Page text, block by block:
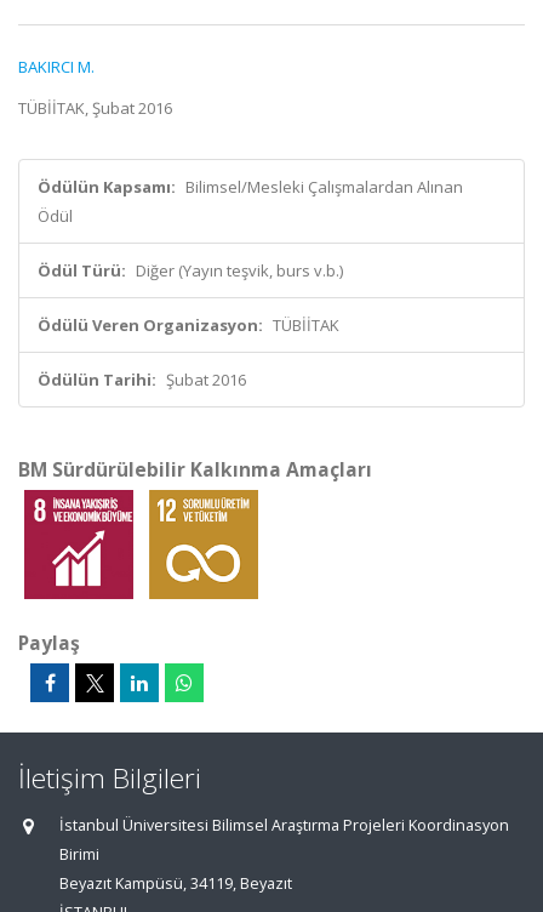
BAKIRCI M.
TÜBİİTAK, Şubat 2016
Ödülün Kapsamı: Bilimsel/Mesleki Çalışmalardan Alınan
Ödül
Ödül Türü: Diğer (Yayın teşvik, burs v.b.)
Ödülü Veren Organizasyon: TÜBİİTAK
Ödülün Tarihi: Şubat 2016
BM Sürdürülebilir Kalkınma Amaçları
Paylaş
İletişim Bilgileri
İstanbul Üniversitesi Bilimsel Araştırma Projeleri Koordinasyon
Birimi
Beyazıt Kampüsü, 34119, Beyazıt